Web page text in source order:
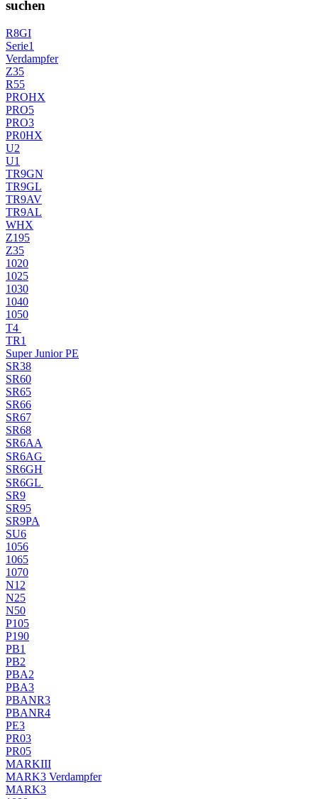
suchen
R8GI
Serie1
Verdampfer
Z35
R55
PROHX
PRO5
PRO3
PR0HX
U2
U1
TR9GN
TR9GL
TR9AV
TR9AL
WHX
Z195
Z35
1020
1025
1030
1040
1050
T4
TR1
Super Junior PE
SR38
SR60
SR65
SR66
SR67
SR68
SR6AA
SR6AG
SR6GH
SR6GL
SR9
SR95
SR9PA
SU6
1056
1065
1070
N12
N25
N50
P105
P190
PB1
PB2
PBA2
PBA3
PBANR3
PBANR4
PE3
PR03
PR05
MARKIII
MARK3 Verdampfer
MARK3